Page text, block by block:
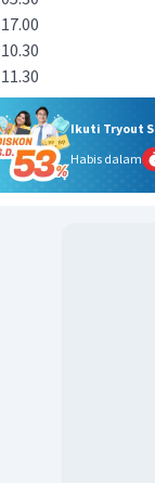
17.00
10.30
11.30
Ikuti Tryout
Habis dalam